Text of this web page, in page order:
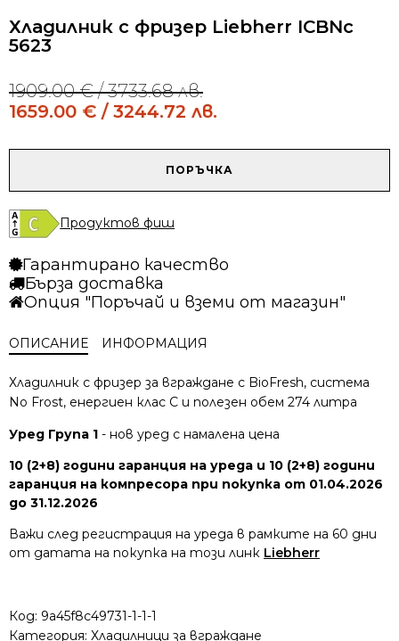
Хладилник с фризер Liebherr ICBNc
5623
1909.00€/ 3733.68 лв.
Original
price
1909.00 €
1659.00 € / 3244.72 лв.
Current
price
1659.00 €
с
фризер
Liebherr
ICBNc
5623
ПОРЪЧКА
Продуктов фиш
Гарантирано качество
Бърза доставка
Опция "Поръчай и вземи от магазин"
ОПИСАНИЕ ИНФОРМАЦИЯ
Хладилник с фризер за вграждане с BioFresh, система
No Frost, енергиен клас C и полезен обем 274 литра
Уред Група 1 - нов уред с намалена цена
10 (2+8) години гаранция на уреда и 10 (2+8) години
гаранция на компресора при покупка от 01.04.2026
до 31.12.2026
Важи след регистрация на уреда в рамките на 60 дни
от датата на покупка на този линк Liebherr
Код: 9a45f8c49731-1-1-1
Категория: Хладилници за вграждане